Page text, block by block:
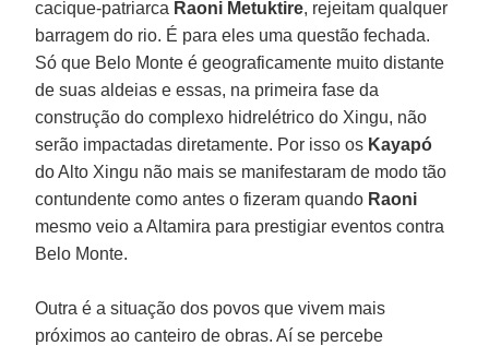
cacique-patriarca Raoni Metuktire, rejeitam qualquer
barragem do rio. É para eles uma questão fechada.
Só que Belo Monte é geograficamente muito distante
de suas aldeias e essas, na primeira fase da
construção do complexo hidrelétrico do Xingu, não
serão impactadas diretamente. Por isso os Kayapó
do Alto Xingu não mais se manifestaram de modo tão
contundente como antes o fizeram quando Raoni
mesmo veio a Altamira para prestigiar eventos contra
Belo Monte.
Outra é a situação dos povos que vivem mais
próximos ao canteiro de obras. Aí se percebe